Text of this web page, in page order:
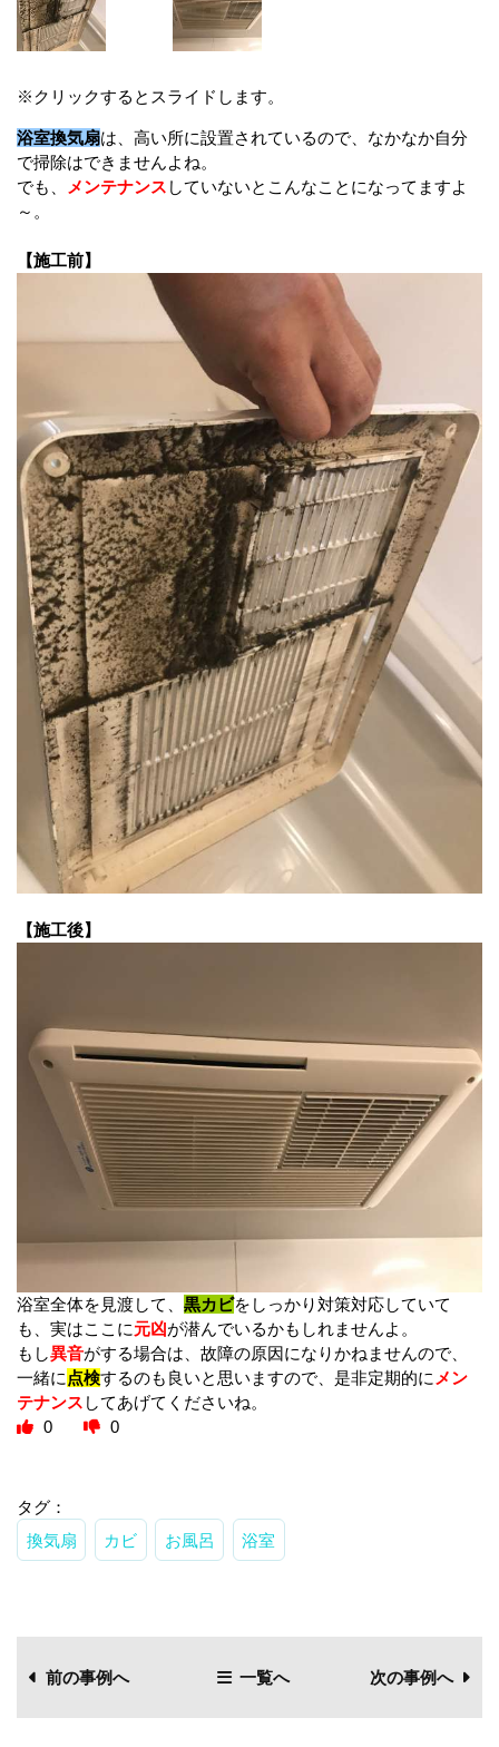
※クリックするとスライドします。
浴室換気扇は、高い所に設置されているので、なかなか自分
で掃除はできませんよね。
でも、
メンテナンス していないとこんなことになってますよ
～。
【施工前】
【施工後】
浴室全体を見渡して、 黒カビをしっかり対策対応していて
も、実はここに元凶が潜んでいるかもしれませんよ。
もし異音がする場合は、故障の原因になりかねませんので、
一緒に 点検するのも良いと思いますので、是非定期的に メン
テナンス してあげてくださいね。
0
0
タグ：
換気扇
カビ お風呂 浴室
前の事例へ 一覧へ 次の事例へ